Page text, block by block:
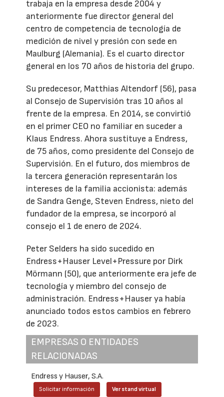
trabaja en la empresa desde 2004 y
anteriormente fue director general del
centro de competencia de tecnología de
medición de nivel y presión con sede en
Maulburg (Alemania). Es el cuarto director
general en los 70 años de historia del grupo.
Su predecesor, Matthias Altendorf (56), pasa
al Consejo de Supervisión tras 10 años al
frente de la empresa. En 2014, se convirtió
en el primer CEO no familiar en suceder a
Klaus Endress. Ahora sustituye a Endress,
de 75 años, como presidente del Consejo de
Supervisión. En el futuro, dos miembros de
la tercera generación representarán los
intereses de la familia accionista: además
de Sandra Genge, Steven Endress, nieto del
fundador de la empresa, se incorporó al
consejo el 1 de enero de 2024.
Peter Selders ha sido sucedido en
Endress+Hauser Level+Pressure por Dirk
Mörmann (50), que anteriormente era jefe de
tecnología y miembro del consejo de
administración. Endress+Hauser ya había
anunciado todos estos cambios en febrero
de 2023.
EMPRESAS O ENTIDADES
RELACIONADAS
Endress y Hauser, S.A.
Solicitar información Ver stand virtual